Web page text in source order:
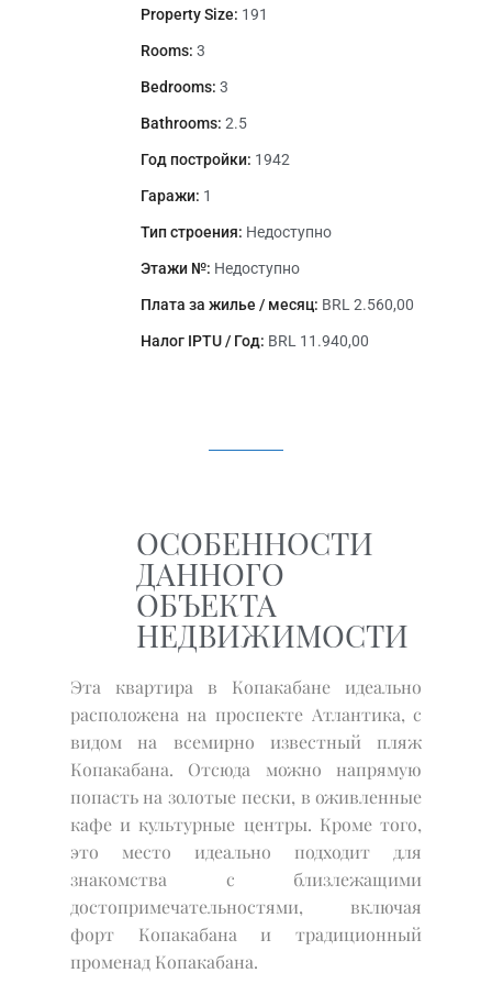
Property Size: 191
Rooms: 3
Bedrooms: 3
Bathrooms: 2.5
Год постройки: 1942
Гаражи: 1
Тип строения: Недоступно
Этажи №: Недоступно
Плата за жилье / месяц: BRL 2.560,00
Налог IPTU / Год: BRL 11.940,00
ОСОБЕННОСТИ
ДАННОГО
ОБЪЕКТА
НЕДВИЖИМОСТИ
Эта квартира в Копакабане идеально
расположена на проспекте Атлантика, с
видом на всемирно известный пляж
Копакабана. Отсюда можно напрямую
попасть на золотые пески, в оживленные
кафе и культурные центры. Кроме того,
это место идеально подходит для
знакомства с близлежащими
достопримечательностями, включая
форт Копакабана и традиционный
променад Копакабана.